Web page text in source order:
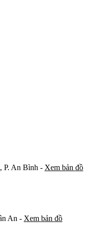
P. An Bình - Xem bản đồ
An - Xem bản đồ